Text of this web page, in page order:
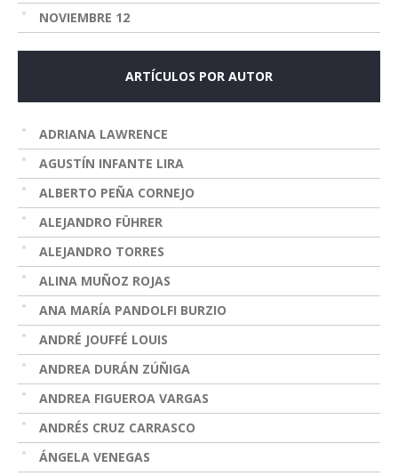
NOVIEMBRE 12
ARTÍCULOS POR AUTOR
ADRIANA LAWRENCE
AGUSTÍN INFANTE LIRA
ALBERTO PEÑA CORNEJO
ALEJANDRO FÜHRER
ALEJANDRO TORRES
ALINA MUÑOZ ROJAS
ANA MARÍA PANDOLFI BURZIO
ANDRÉ JOUFFÉ LOUIS
ANDREA DURÁN ZÚÑIGA
ANDREA FIGUEROA VARGAS
ANDRÉS CRUZ CARRASCO
ÁNGELA VENEGAS